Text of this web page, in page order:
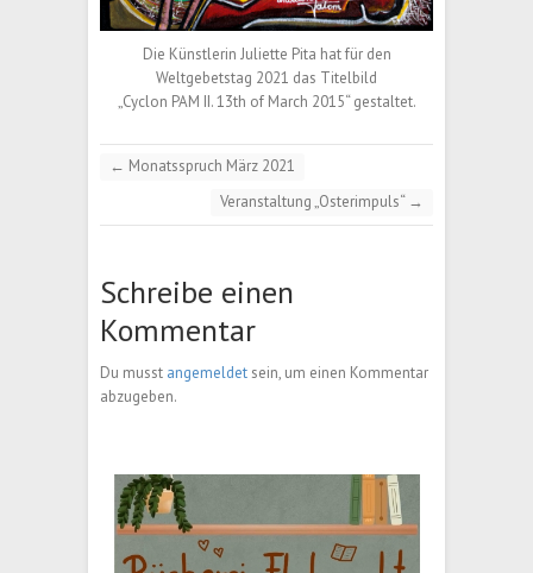
Die Künstlerin Juliette Pita hat für den
Weltgebetstag 2021 das Titelbild
„Cyclon PAM II. 13th of March 2015“ gestaltet.
← Monatsspruch März 2021
Veranstaltung „Osterimpuls“ →
Schreibe einen
Kommentar
Du musst angemeldet sein, um einen Kommentar
abzugeben.